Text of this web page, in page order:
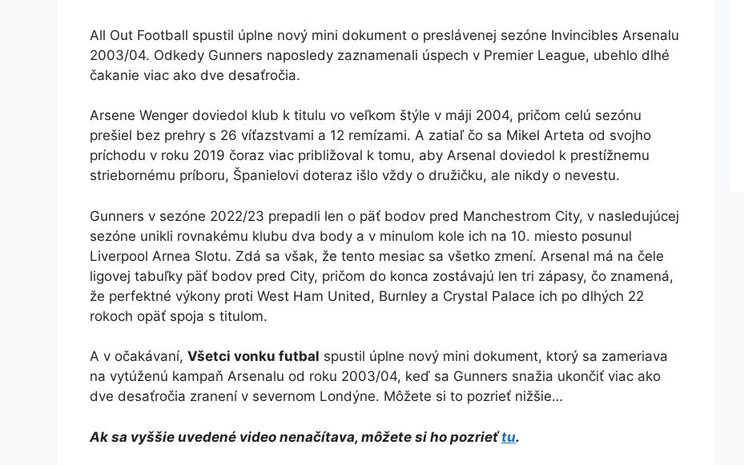
All Out Football spustil úplne nový mini dokument o preslávenej sezóne Invincibles Arsenalu
2003/04. Odkedy Gunners naposledy zaznamenali úspech v Premier League, ubehlo dlhé
čakanie viac ako dve desaťročia.
Arsene Wenger doviedol klub k titulu vo veľkom štýle v máji 2004, pričom celú sezónu
prešiel bez prehry s 26 víťazstvami a 12 remízami. A zatiaľ čo sa Mikel Arteta od svojho
príchodu v roku 2019 čoraz viac približoval k tomu, aby Arsenal doviedol k prestížnemu
striebornému príboru, Španielovi doteraz išlo vždy o družičku, ale nikdy o nevestu.
Gunners v sezóne 2022/23 prepadli len o päť bodov pred Manchestrom City, v nasledujúcej
sezóne unikli rovnakému klubu dva body a v minulom kole ich na 10. miesto posunul
Liverpool Arnea Slotu. Zdá sa však, že tento mesiac sa všetko zmení. Arsenal má na čele
ligovej tabuľky päť bodov pred City, pričom do konca zostávajú len tri zápasy, čo znamená,
že perfektné výkony proti West Ham United, Burnley a Crystal Palace ich po dlhých 22
rokoch opäť spoja s titulom.
A v očakávaní, Všetci vonku futbal spustil úplne nový mini dokument, ktorý sa zameriava
na vytúženú kampaň Arsenalu od roku 2003/04, keď sa Gunners snažia ukončiť viac ako
dve desaťročia zranení v severnom Londýne. Môžete si to pozrieť nižšie…
Ak sa vyššie uvedené video nenačítava, môžete si ho pozrieťtu.